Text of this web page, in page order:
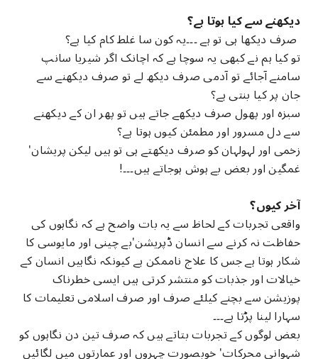
دیکھنے سے کیا ہوتا ہے؟
صرف دیکھا ہی تو ہے ۔۔۔یہ کون سا غلط کام کیا ہے؟
تو کیا ہم نے کبھی یہ سوچا ہے کہ اچانک اگر شیریا سانپ
سامنے آجائے تو آدمی صرف دیکھ لے تو صرف دیکھنے سے
جان پر کیا بنتی ہے؟
سبزہ اور پھول صرف دیکھے جاتے ہیں تو پھر ان کے دیکھنے
سے دل مسرور اور مطمئن کیوں ہوتا ہے؟
زخمی اور لہولہان کو صرف دیکھتے ہی تو ہیں لیکن پریشان'
غمگین اور بعض بے ہوش ہوجاتے ہیں۔۔۔!
آخر کیوں؟
واقعی تجربات کے لحاظ سے یہ بات واضح ہے کہ نگاہوں کی
حفاظت نہ کرنے سے انسان ڈپریشن'بے چینی اور مایوسی کا
شکار ہوتا ہے جس کا علاج ناممکن ہے کیونکہ نگاہیں انسان کے
خیالات اور جذبات کو منتشر کرتی ہیں ایسی خطرناک
پوزیشن سے بچنے کیلئے صرف اور صرف اسلامی تعلیمات کا
سہارا لینا پڑتا ہے۔۔۔
بعض لوگوں کے تجربات بتاتے ہیں کہ صرف تین دن نگاہوں کو
شہوانی محرکات' خوبصورت چہروں اور عمارتوں میں لگائیں